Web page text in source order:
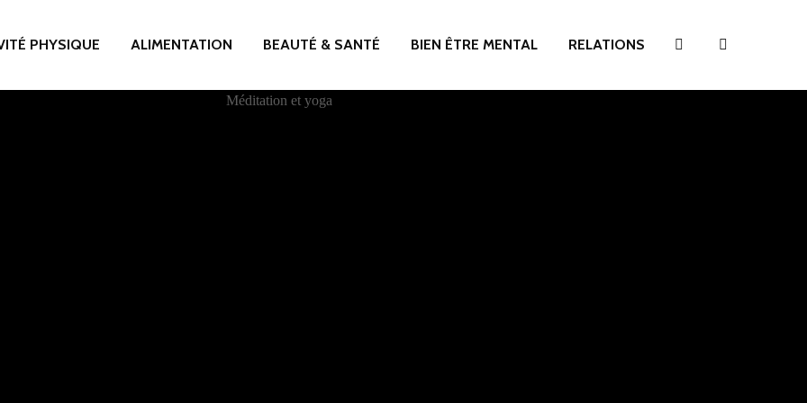
PHYSIQUE ALIMENTATION BEAUTÉ & SANTÉ BIEN ÊTRE MENTAL RELATIONS